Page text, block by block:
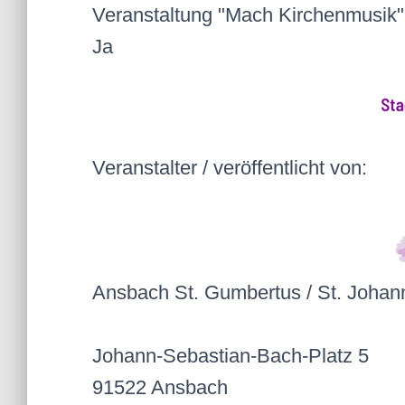
Veranstaltung "Mach Kirchenmusik"
Ja
Veranstalter / veröffentlicht von:
Ansbach St. Gumbertus / St.
Johann-Sebastian-Bach-Platz 5
91522 Ansbach